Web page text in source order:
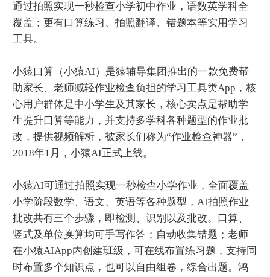
通过拍照实现一秒检查小学初中作业，语数英学科全
覆盖；更有口算练习、拍照翻译、错题本等实用学习
工具。
小猿口算（小猿AI）是猿辅导集团推出的一款免费帮
助家长、老师减轻作业检查负担的学习工具类App，核
心用户群体是中小学生及其家长，核心卖点是帮助学
生提升口算等能力，并支持多学科各种题型的作业批
改，提供视频解析，被家长们称为“作业检查神器”，
2018年1月，小猿AI正式上线。
小猿AI可通过拍照实现一秒检查小学作业，全面覆盖
小学阶段数学、语文、英语等各种题型，AI拍照作业
批改共有三个步骤，即检测、识别以及批改。口算、
竖式及单位换算均可手写作答；自动收集错题；老师
在小猿AIApp内创建班级，可在线布置练习题，支持同
时布置多个知识点，也可以自由组卷，综合出题。鸿